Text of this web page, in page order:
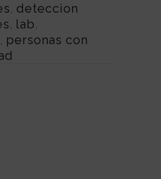
, deteccion
, lab,
, personas con